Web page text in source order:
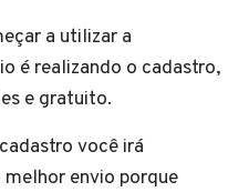
a utilizar a
é realizando o cadastro,
e gratuito.
você irá
envio porque